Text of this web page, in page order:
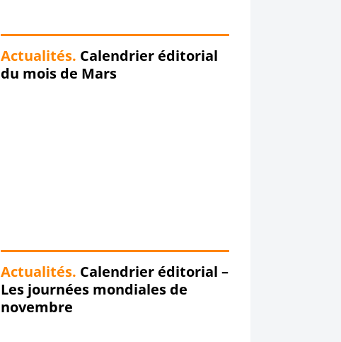
Actualités. Calendrier éditorial
du mois de Mars
Actualités. Calendrier éditorial –
Les journées mondiales de
novembre